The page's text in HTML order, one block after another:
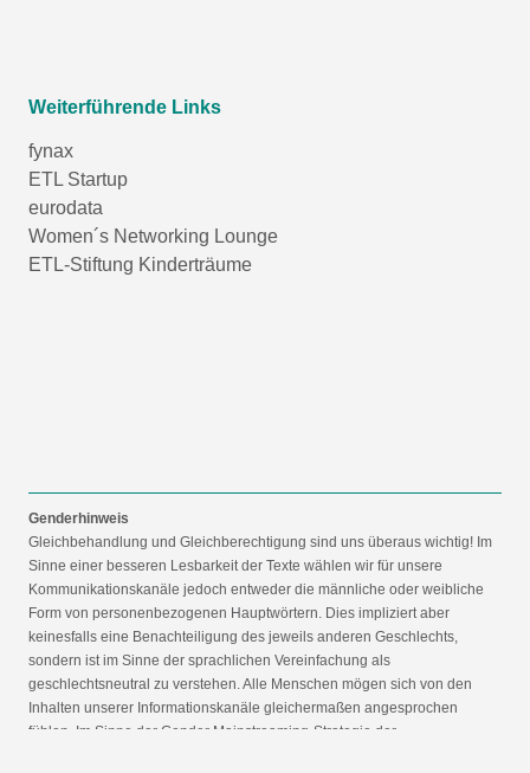
Weiterführende Links
fynax
ETL Startup
eurodata
Women´s Networking Lounge
ETL-Stiftung Kinderträume
Genderhinweis
Gleichbehandlung und Gleichberechtigung sind uns überaus wichtig! Im
Sinne einer besseren Lesbarkeit der Texte wählen wir für unsere
Kommunikationskanäle jedoch entweder die männliche oder weibliche
Form von personenbezogenen Hauptwörtern. Dies impliziert aber
keinesfalls eine Benachteiligung des jeweils anderen Geschlechts,
sondern ist im Sinne der sprachlichen Vereinfachung als
geschlechtsneutral zu verstehen. Alle Menschen mögen sich von den
Inhalten unserer Informationskanäle gleichermaßen angesprochen
fühlen. Im Sinne der Gender Mainstreaming-Strategie der